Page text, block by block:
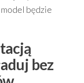
będzie
bez